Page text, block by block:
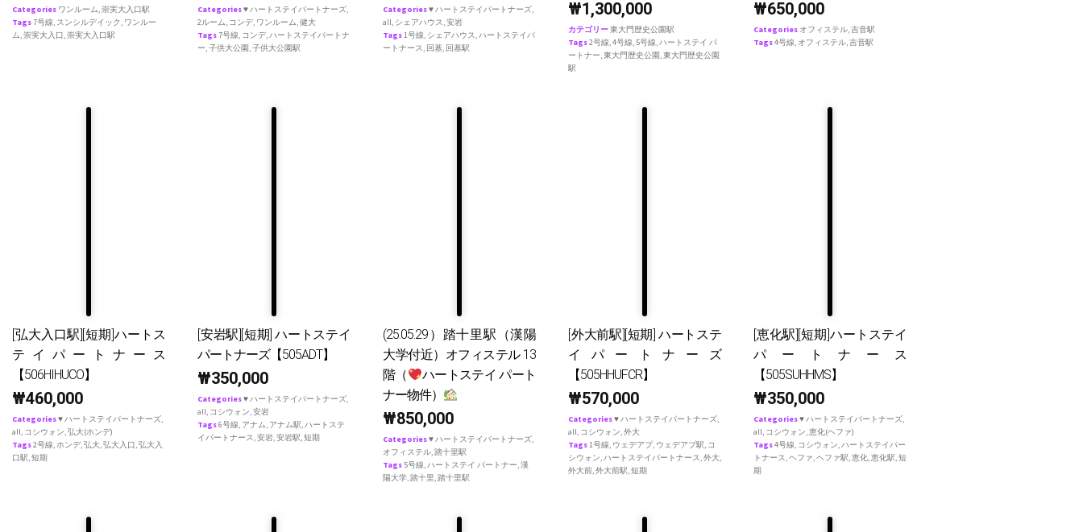
Categories ワンルーム,崇実大入口駅
Tags7号線, スンシルデイック , ワンルー
ム,崇実大入口,崇実大入口駅
Categories♥ ハートステイパートナーズ,
2ルーム, コンデ, ワンルーム,健大
Tags7号線, コンデ,ハートステイパートナ
ー,子供大公園,子供大公園駅
Categories♥ ハートステイパートナーズ,
all, シェアハウス,安岩
Tags1号線, シェアハウス,ハートステイパ
ートナース, 回基, 回基駅
₩1,300,000
カテゴリー東大門歴史公園駅
Tags2号線,4号線, 5号線,ハートステイ パ
ートナー,東大門歴史公園,東大門歴史公園
駅
₩650,000
Categories オフィステル,吉音駅
Tags4号線, オフィステル,吉音駅
[弘大入口駅][短期]ハートス
テイパートナース
【506HIHUCO】
₩460,000
Categories♥ ハートステイパートナーズ,
all, コシウォン,弘大(ホンデ)
Tags2号線,ホンデ,弘大,弘大入口,弘大入
口駅,短期
[安岩駅][短期] ハートステイ
パートナーズ【505ADT】
₩350,000
Categories♥ ハートステイパートナーズ,
all, コシウォン,安岩
Tags6号線, アナム, アナム駅,ハートステ
イパートナース,安岩,安岩駅,短期
(25.05.29）踏十里駅（漢陽
大学付近）オフィステル 13
階（
ハートステイ パート
ナー物件）
₩850,000
Categories♥ ハートステイパートナーズ,
オフィステル,踏十里駅
Tags 5号線,ハートステイ パートナー,漢
陽大学,踏十里,踏十里駅
[外大前駅][短期] ハートステ
イパートナーズ
【505HHUFCR】
₩570,000
Categories♥ ハートステイパートナーズ,
all, コシウォン,外大
Tags1号線, ウェデアプ, ウェデアプ駅, コ
シウォン,ハートステイパートナース,外大,
外大前,外大前駅,短期
[恵化駅][短期]ハートステイ
パートナース
【505SUHHMS】
₩350,000
Categories♥ ハートステイパートナーズ,
all, コシウォン,恵化(ヘファ)
Tags4号線, コシウォン,ハートステイパー
トナース,ヘファ,ヘファ駅,恵化,恵化駅,短
期